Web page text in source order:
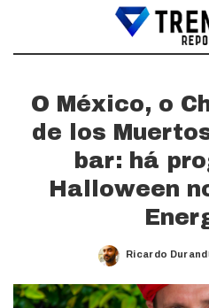
O México, o
de los
bar: há
Halloween
Posted
Ricardo Durand